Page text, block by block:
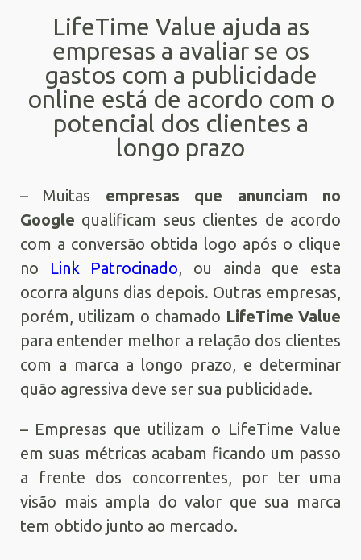
LifeTime Value ajuda as
empresas a avaliar se os
gastos com a publicidade
online está de acordo com o
potencial dos clientes a
longo prazo
– Muitas empresas que anunciam no
Google qualificam seus clientes de acordo
com a conversão obtida logo após o clique
no
Link Patrocinado, ou ainda que esta
ocorra alguns dias depois. Outras empresas,
porém, utilizam o chamado LifeTime Value
para entender melhor a relação dos clientes
com a marca a longo prazo, e determinar
quão agressiva deve ser sua publicidade.
– Empresas que utilizam o LifeTime Value
em suas métricas acabam ficando um passo
a frente dos concorrentes, por ter uma
visão mais ampla do valor que sua marca
tem obtido junto ao mercado.